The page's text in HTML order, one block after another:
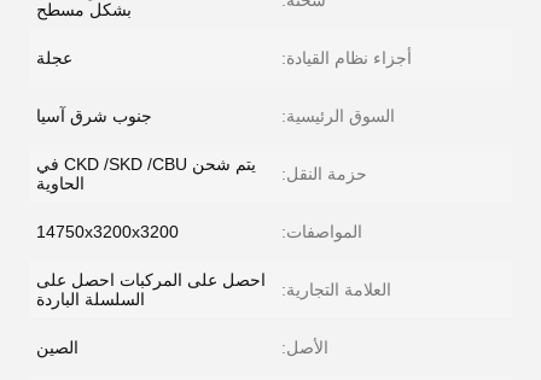
بشكل مسطح
أجزاء نظام القيادة: عجلة
السوق الرئيسية: جنوب شرق آسيا
حزمة النقل:
يتم شحن CKD /SKD /CBU في
الحاوية
المواصفات: 14750x3200x3200
العلامة التجارية:
احصل على المركبات احصل على
السلسلة الباردة
الأصل: الصين